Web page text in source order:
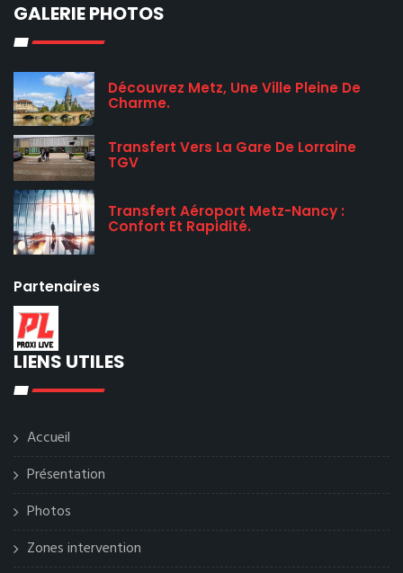
GALERIE PHOTOS
Découvrez Metz, Une Ville Pleine De
Charme.
Transfert Vers La Gare De Lorraine
TGV
Transfert Aéroport Metz-Nancy :
Confort Et Rapidité.
Partenaires
LIENS UTILES
Accueil
Présentation
Photos
Zones intervention